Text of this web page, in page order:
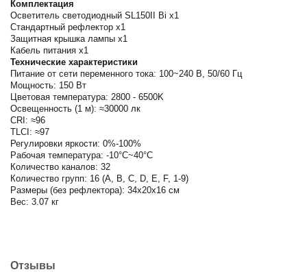
Комплектация
Осветитель светодиодный SL150II Bi x1
Стандартный рефлектор x1
Защитная крышка лампы х1
Кабель питания х1
Технические характеристики
Питание от сети переменного тока: 100~240 В, 50/60 Гц
Мощность: 150 Вт
Цветовая температура: 2800 - 6500K
Освещенность (1 м): ≈30000 лк
CRI: ≈96
TLCI: ≈97
Регулировки яркости: 0%-100%
Рабочая температура: -10°C~40°C
Количество каналов: 32
Количество групп: 16 (A, B, C, D, E, F, 1-9)
Размеры (без рефлектора): 34х20х16 см
Вес: 3.07 кг
Отзывы